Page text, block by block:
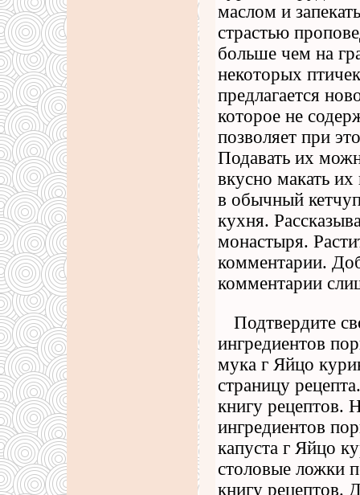
маслом и
страстью
больше чем на
некоторых
предлагается
которое не
позволяет при
Подавать их
вкусно макать
в обычный
кухня.
монастыря.
комментарии.
комментарии
Подтвердите
ингредиентов
мука г Яйцо
страницу
книгу рецептов.
ингредиентов
капуста г Яйцо
столовые ложки
книгу рецептов.